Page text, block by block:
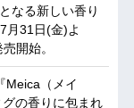
なる新しい香り
月31日(金)よ
開始。
Meica（メイ
の香りに包まれ